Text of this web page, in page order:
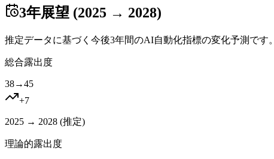
3年展望 (2025 → 2028)
推定データに基づく今後3年間のAI自動化指標の変化予測です。
総合露出度
38→45
+7
2025 → 2028 (推定)
理論的露出度